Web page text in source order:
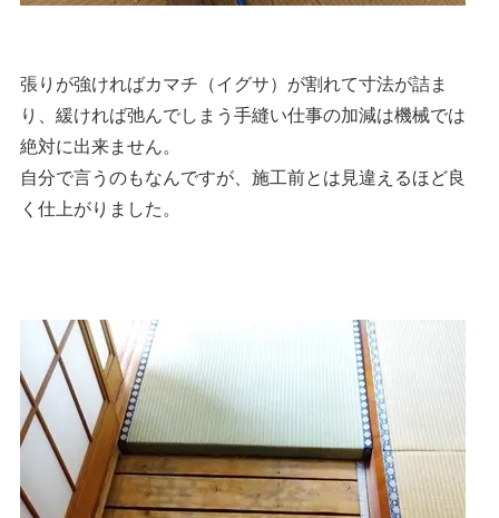
張りが強ければカマチ（イグサ）が割れて寸法が詰ま
り、緩ければ弛んでしまう手縫い仕事の加減は機械では
絶対に出来ません。
自分で言うのもなんですが、施工前とは見違えるほど良
く仕上がりました。